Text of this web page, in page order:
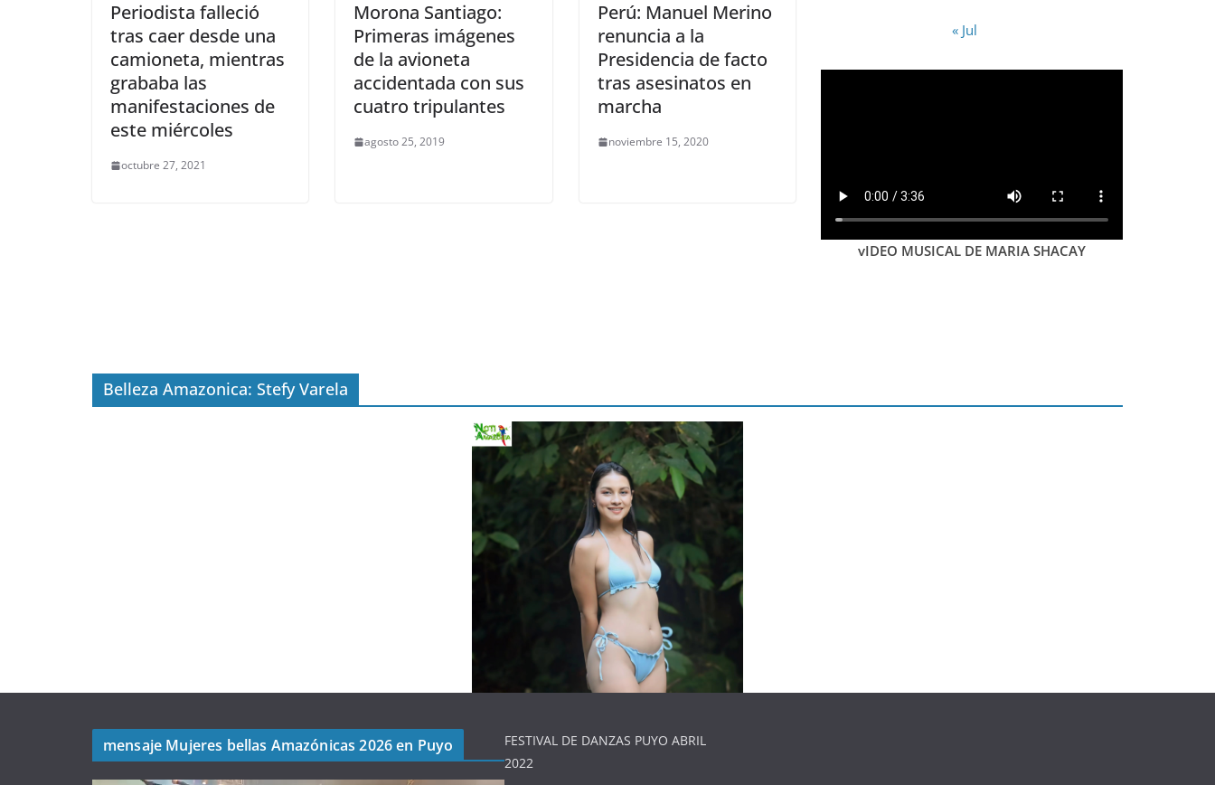
Periodista falleció
tras caer desde una
camioneta, mientras
grababa las
manifestaciones de
este miércoles
octubre 27, 2021
Morona Santiago:
Primeras imágenes
de la avioneta
accidentada con sus
cuatro tripulantes
agosto 25, 2019
Perú: Manuel Merino
renuncia a la
Presidencia de facto
tras asesinatos en
marcha
noviembre 15, 2020
« Jul
vIDEO MUSICAL DE MARIA SHACAY
Belleza Amazonica: Stefy Varela
mensaje Mujeres bellas Amazónicas 2026 en Puyo
FESTIVAL DE DANZAS PUYO ABRIL
2022